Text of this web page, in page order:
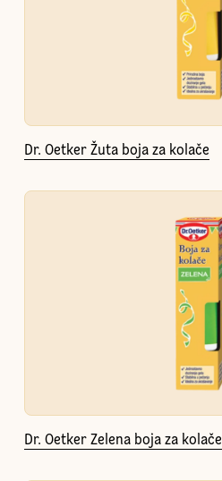
Dr. Oetker Žuta boja za kolače
Dr. Oetker Zelena boja za kolače